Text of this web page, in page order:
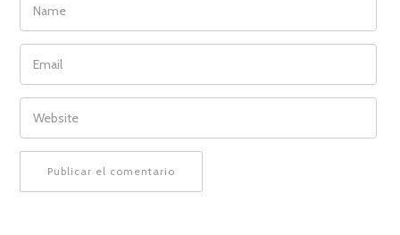
EMAIL
WEBSITE